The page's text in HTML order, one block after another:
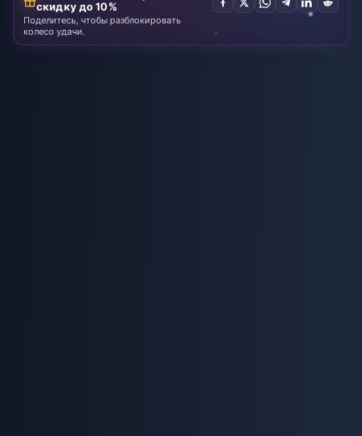
скидку до 10%
Поделитесь, чтобы разблокировать
колесо удачи.